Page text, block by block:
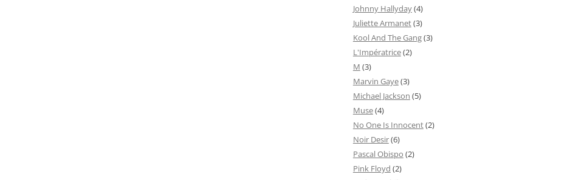
Johnny Hallyday(4)
Juliette Armanet(3)
Kool And The Gang(3)
L'Impératrice(2)
M (3)
Marvin Gaye(3)
Michael Jackson (5)
Muse(4)
No One Is Innocent(2)
Noir Desir(6)
Pascal Obispo (2)
Pink Floyd (2)